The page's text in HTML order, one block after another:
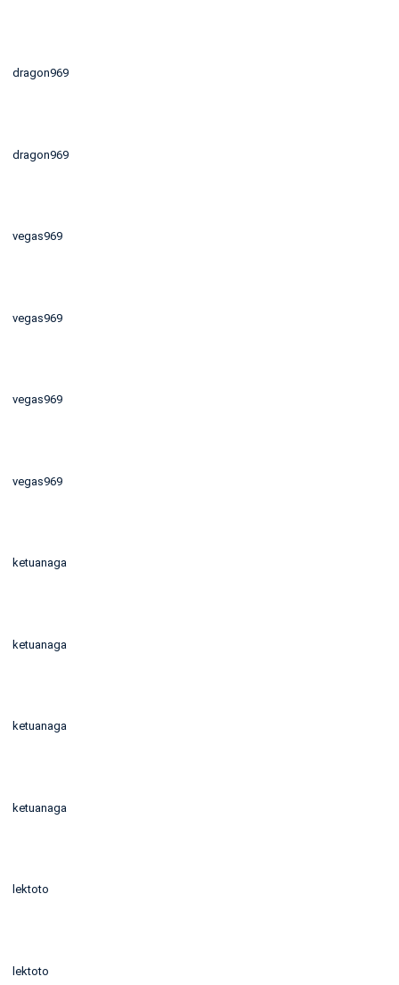
dragon969
dragon969
vegas969
vegas969
vegas969
vegas969
ketuanaga
ketuanaga
ketuanaga
ketuanaga
lektoto
lektoto